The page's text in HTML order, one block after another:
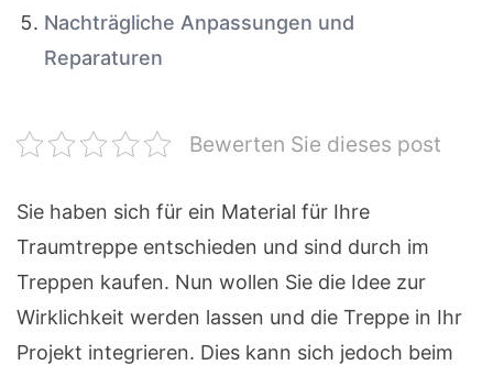
Nachträgliche Anpassungen und
Reparaturen
Bewerten Sie dieses post
Sie haben sich für ein Material für Ihre
Traumtreppe entschieden und sind durch im
Treppen kaufen. Nun wollen Sie die Idee zur
Wirklichkeit werden lassen und die Treppe in Ihr
Projekt integrieren. Dies kann sich jedoch beim